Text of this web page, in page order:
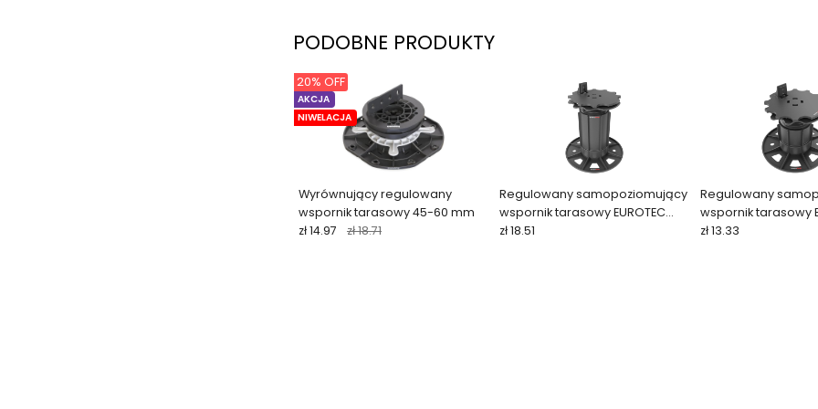
PODOBNE PRODUKTY
Wyrównujący regulowany
wspornik tarasowy 45-60 mm
AKCJA
NIWELACJA
20% OFF
zł 14.97 zł 18.71
Regulowany samopoziomujący
wspornik tarasowy EUROTEC
BASE SL 117–217 mm
zł 18.51
Regulowany
wspornik tarasowy
BASE SL 67–117 mm
zł 13.33